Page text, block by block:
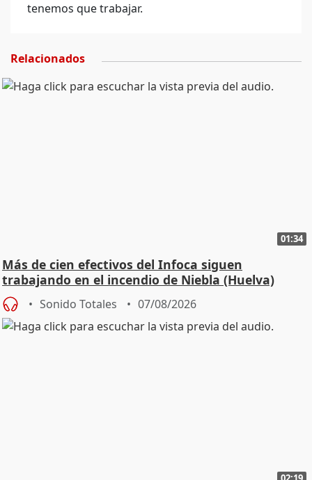
tenemos que trabajar.
Relacionados
01:34
Más de cien efectivos del Infoca siguen
trabajando en el incendio de Niebla (Huelva)
Sonido Totales 07/08/2026